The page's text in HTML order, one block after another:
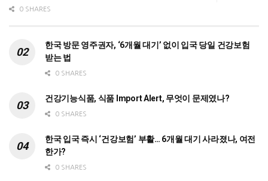
0 SHARES
한국 방문 영주권자, ‘6개월 대기’ 없이 입국 당일 건강보험
받는 법
0 SHARES
건강기능식품, 식품 Import Alert, 무엇이 문제였나?
0 SHARES
한국 입국 즉시 ‘건강보험’ 부활… 6개월 대기 사라졌나, 여전
한가?
0 SHARES